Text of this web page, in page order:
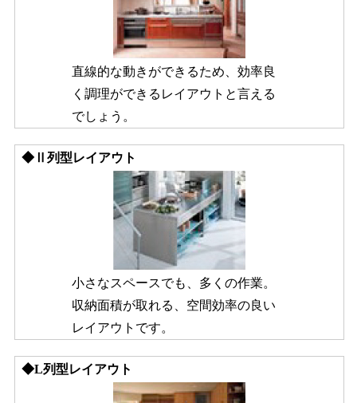
直線的な動きができるため、効率良
く調理ができるレイアウトと言える
でしょう。
◆Ⅱ列型レイアウト
小さなスペースでも、多くの作業。
収納面積が取れる、空間効率の良い
レイアウトです。
◆L列型レイアウト